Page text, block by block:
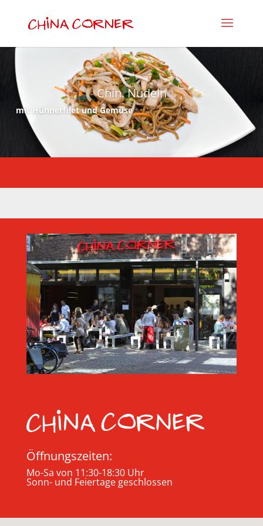
Chin. Nudeln
mit Hühnerfilet und Gemüse
Öffnungszeiten:
Mo-Sa von 11:30-18:30 Uhr
Sonn- und Feiertage geschlossen